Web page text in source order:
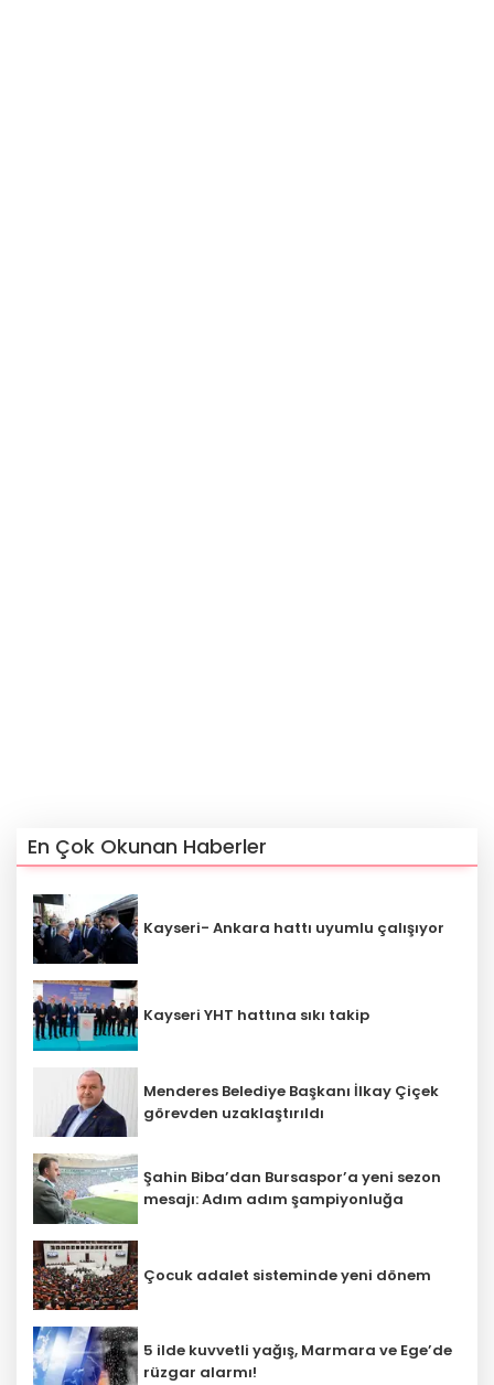
En Çok Okunan Haberler
Kayseri- Ankara hattı uyumlu çalışıyor
Kayseri YHT hattına sıkı takip
Menderes Belediye Başkanı İlkay Çiçek
görevden uzaklaştırıldı
Şahin Biba’dan Bursaspor’a yeni sezon
mesajı: Adım adım şampiyonluğa
Çocuk adalet sisteminde yeni dönem
5 ilde kuvvetli yağış, Marmara ve Ege’de
rüzgar alarmı!